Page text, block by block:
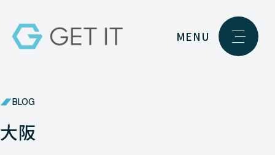
MENU
BLOG
大阪